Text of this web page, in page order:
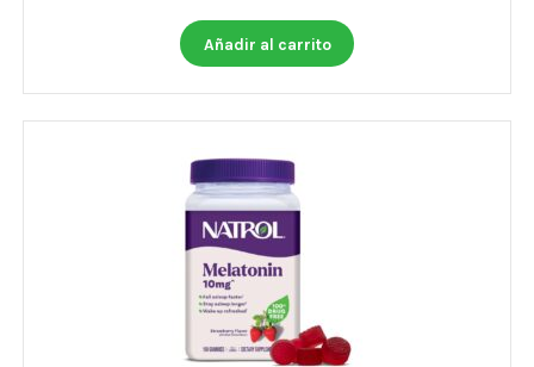
Añadir al carrito